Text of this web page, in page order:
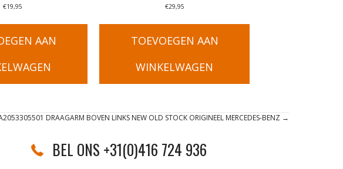
€19,95
AAN
€29,95
TOEVOEGEN AAN
WINKELWAGEN
DRAAGARM BOVEN LINKS NEW OLD STOCK ORIGINEEL MERCEDES-BENZ →
BEL ONS +31(0)416 724 936